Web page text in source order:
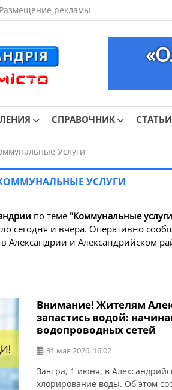
Размещение рекламы
СПРАВОЧНИК СТАТЬИ
Услуги
УСЛУГИ
по теме "Коммунальные
сегодня и вчера. Оперативно
Александрии и Александрийском
Внимание! Жителям
запастись водой:
водопроводных сетей
31 мая 2026, 16:02
Завтра, 1 июня, в
хлорирование воды. Об этом